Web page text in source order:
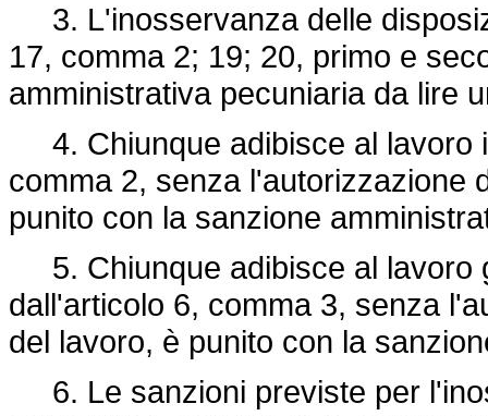
3. L'inosservanza delle
17, comma 2; 19; 20, primo e
amministrativa pecuniaria da lire
4. Chiunque adibisce al lavoro
comma 2, senza l'autorizzazione
punito con la sanzione
5. Chiunque adibisce al lavoro
dall'articolo 6, comma 3, senza
del lavoro, è punito con la
6. Le sanzioni previste per